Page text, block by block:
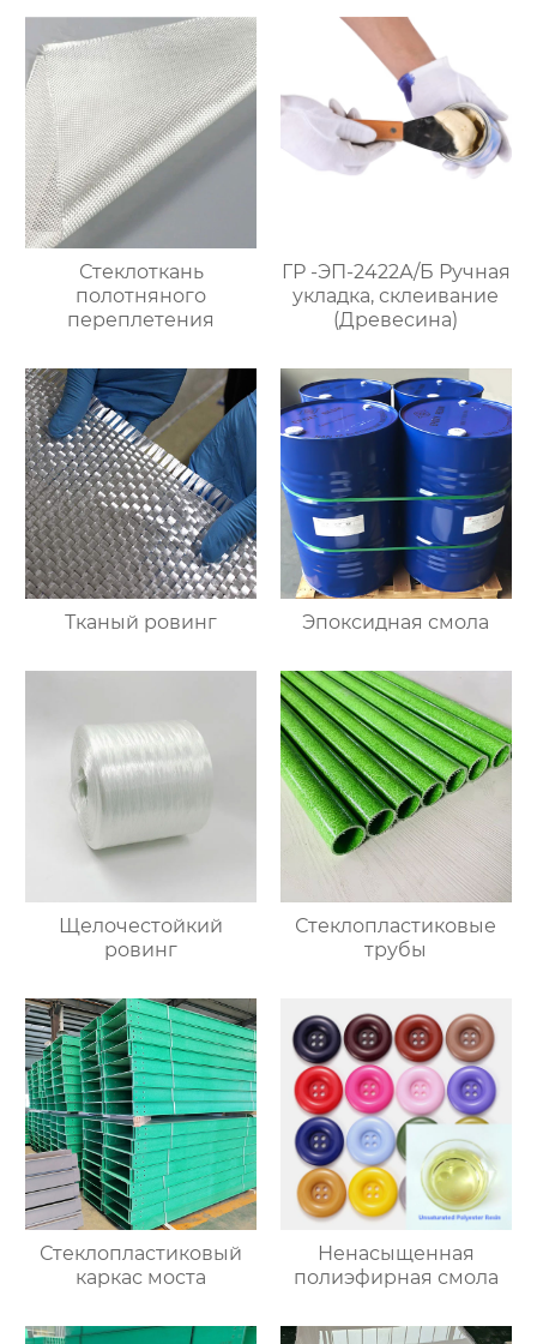
Стеклоткань
полотняного
переплетения
ГР -ЭП-2422А/Б Ручная
укладка, склеивание
(Древесина)
Тканый ровинг Эпоксидная смола
Щелочестойкий
ровинг
Стеклопластиковые
трубы
Стеклопластиковый
каркас моста
Ненасыщенная
полиэфирная смола